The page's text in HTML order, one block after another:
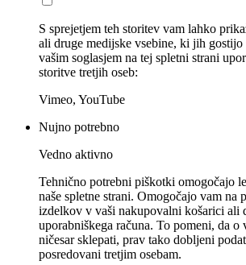
S sprejetjem teh storitev vam lahko
ali druge medijske vsebine, ki jih
vašim soglasjem na tej spletni strani
storitve tretjih oseb:
Vimeo, YouTube
Nujno potrebno
Vedno aktivno
Tehnično potrebni piškotki omogočajo
naše spletne strani. Omogočajo vam na
izdelkov v vaši nakupovalni košarici ali
uporabniškega računa. To pomeni, da o
ničesar sklepati, prav tako dobljeni
posredovani tretjim osebam.